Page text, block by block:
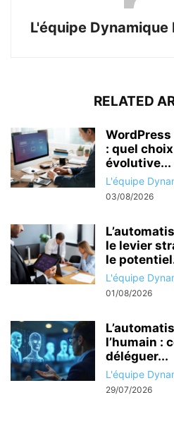
L'équipe
RELATED
: quel
évolutive...
L'équipe
03/08/2026
le levier
le
L'équipe
01/08/2026
l’humain :
déléguer...
L'équipe
29/07/2026